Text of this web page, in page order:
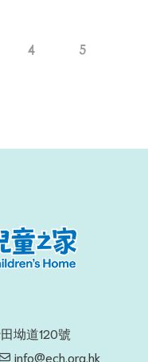
4 5
坳道120號
info@ech.org.hk